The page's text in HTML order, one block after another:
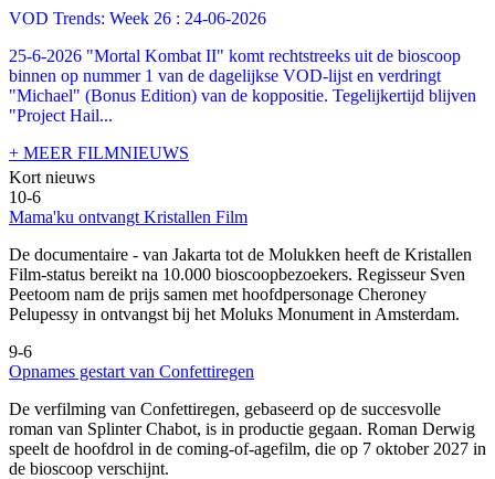
VOD Trends: Week 26 : 24-06-2026
25-6-2026 "Mortal Kombat II" komt rechtstreeks uit de bioscoop
binnen op nummer 1 van de dagelijkse VOD-lijst en verdringt
"Michael" (Bonus Edition) van de koppositie. Tegelijkertijd blijven
"Project Hail...
+ MEER FILMNIEUWS
Kort nieuws
10-6
Mama'ku ontvangt Kristallen Film
De documentaire - van Jakarta tot de Molukken heeft de Kristallen
Film-status bereikt na 10.000 bioscoopbezoekers. Regisseur Sven
Peetoom nam de prijs samen met hoofdpersonage Cheroney
Pelupessy in ontvangst bij het Moluks Monument in Amsterdam.
9-6
Opnames gestart van Confettiregen
De verfilming van Confettiregen, gebaseerd op de succesvolle
roman van Splinter Chabot, is in productie gegaan. Roman Derwig
speelt de hoofdrol in de coming-of-agefilm, die op 7 oktober 2027 in
de bioscoop verschijnt.